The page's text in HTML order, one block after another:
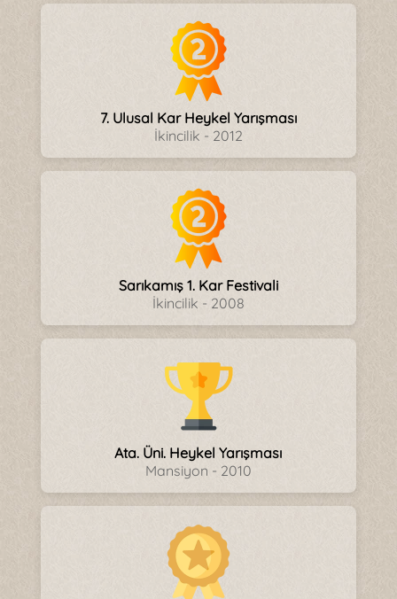
7. Ulusal Kar Heykel Yarışması
İkincilik - 2012
Sarıkamış 1. Kar Festivali
İkincilik - 2008
Ata. Üni. Heykel Yarışması
Mansiyon - 2010